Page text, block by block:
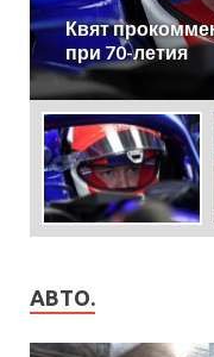
Причиной
колесного
АВТО.